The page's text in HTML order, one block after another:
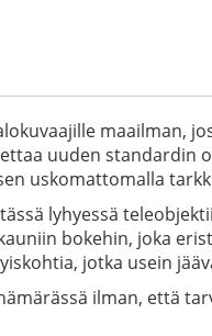
maailman,
uuden
uskomattomalla
lyhyessä
bokehin, joka
jotka usein
ilman, että